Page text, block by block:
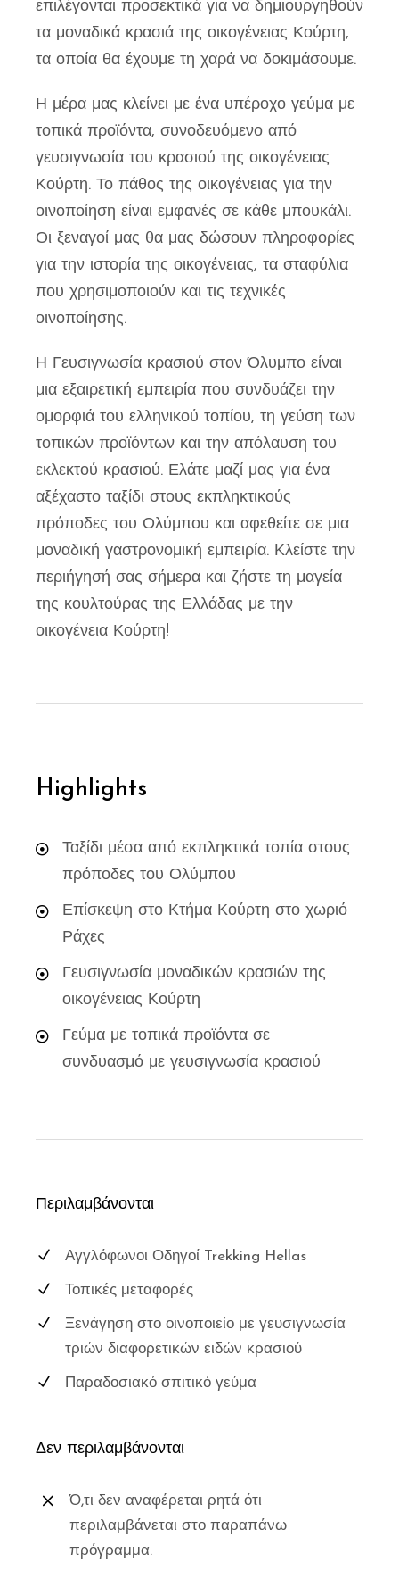
επιλέγονται προσεκτικά για να δημιουργηθούν
τα μοναδικά κρασιά της οικογένειας Κούρτη,
τα οποία θα έχουμε τη χαρά να δοκιμάσουμε.
Η μέρα μας κλείνει με ένα υπέροχο γεύμα με
τοπικά προϊόντα, συνοδευόμενο από
γευσιγνωσία του κρασιού της οικογένειας
Κούρτη. Το πάθος της οικογένειας για την
οινοποίηση είναι εμφανές σε κάθε μπουκάλι.
Οι ξεναγοί μας θα μας δώσουν πληροφορίες
για την ιστορία της οικογένειας, τα σταφύλια
που χρησιμοποιούν και τις τεχνικές
οινοποίησης.
Η Γευσιγνωσία κρασιού στον Όλυμπο είναι
μια εξαιρετική εμπειρία που συνδυάζει την
ομορφιά του ελληνικού τοπίου, τη γεύση των
τοπικών προϊόντων και την απόλαυση του
εκλεκτού κρασιού. Ελάτε μαζί μας για ένα
αξέχαστο ταξίδι στους εκπληκτικούς
πρόποδες του Ολύμπου και αφεθείτε σε μια
μοναδική γαστρονομική εμπειρία. Κλείστε την
περιήγησή σας σήμερα και ζήστε τη μαγεία
της κουλτούρας της Ελλάδας με την
οικογένεια Κούρτη!
Highlights
Ταξίδι μέσα από εκπληκτικά τοπία στους
πρόποδες του Ολύμπου
Επίσκεψη στο Κτήμα Κούρτη στο χωριό
Ράχες
Γευσιγνωσία μοναδικών κρασιών της
οικογένειας Κούρτη
Γεύμα με τοπικά προϊόντα σε
συνδυασμό με γευσιγνωσία κρασιού
Περιλαμβάνονται
Αγγλόφωνοι Οδηγοί Trekking Hellas
Τοπικές μεταφορές
Ξενάγηση στο οινοποιείο με γευσιγνωσία
τριών διαφορετικών ειδών κρασιού
Παραδοσιακό σπιτικό γεύμα
Δεν περιλαμβάνονται
Ό,τι δεν αναφέρεται ρητά ότι
περιλαμβάνεται στο παραπάνω
πρόγραμμα.